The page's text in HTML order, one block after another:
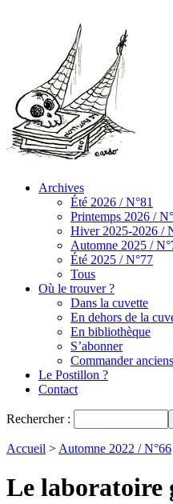
Archives
Été 2026 / N°81
Printemps 2026 /
Hiver 2025-2026 /
Automne 2025 /
Été 2025 / N°77
Tous
Où le trouver ?
Dans la cuvette
En dehors de la
En bibliothèque
S’abonner
Commander
Le Postillon ?
Contact
Rechercher :
Accueil > Automne 2022 / N°66
Le laboratoire